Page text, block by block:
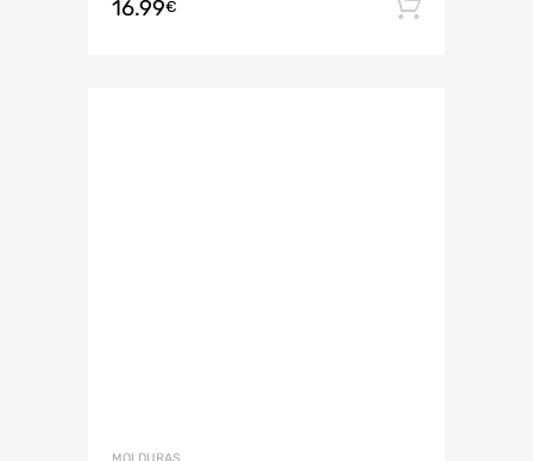
16.99€